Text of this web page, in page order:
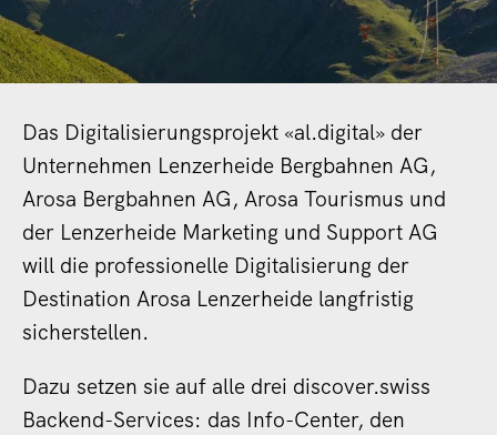
Das Digitalisierungsprojekt «al.digital» der
Unternehmen Lenzerheide Bergbahnen AG,
Arosa Bergbahnen AG, Arosa Tourismus und
der Lenzerheide Marketing und Support AG
will die professionelle Digitalisierung der
Destination Arosa Lenzerheide langfristig
sicherstellen.
Dazu setzen sie auf alle drei discover.swiss
Backend-Services: das Info-Center, den